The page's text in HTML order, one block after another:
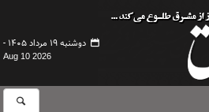
دوشنبه ۱۹ مرداد ۱۴۰۵ -
Aug 10 2026